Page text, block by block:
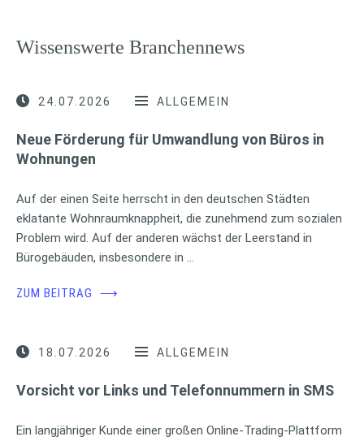
Wissenswerte Branchennews
24.07.2026 ALLGEMEIN
Neue Förderung für Umwandlung von Büros in
Wohnungen
Auf der einen Seite herrscht in den deutschen Städten
eklatante Wohnraumknappheit, die zunehmend zum sozialen
Problem wird. Auf der anderen wächst der Leerstand in
Bürogebäuden, insbesondere in …
ZUM BEITRAG ⟶
18.07.2026 ALLGEMEIN
Vorsicht vor Links und Telefonnummern in SMS
Ein langjähriger Kunde einer großen Online-Trading-Plattform